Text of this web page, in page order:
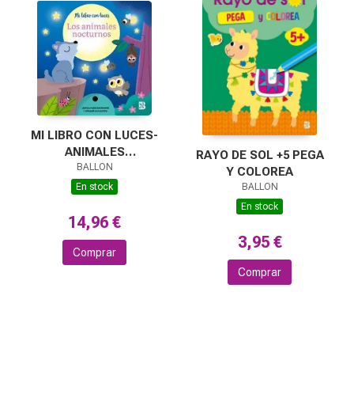
MI LIBRO CON LUCES-
ANIMALES
NOCTURNOS
BALLON
En stock
14,96 €
Comprar
RAYO DE SOL +5 PEGA
Y COLOREA
BALLON
En stock
3,95 €
Comprar